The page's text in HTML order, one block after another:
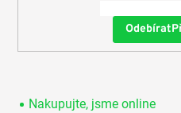
Nakupujte, jsme online